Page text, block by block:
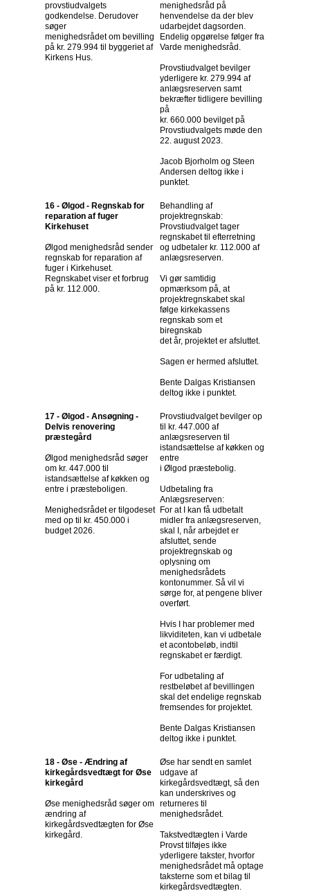
provstiudvalgets
godkendelse. Derudover
søger
menighedsrådet om bevilling
på kr. 279.994 til byggeriet af
Kirkens Hus.
menighedsråd på
henvendelse da der blev
udarbejdet dagsorden.
Endelig opgørelse følger fra
Varde menighedsråd.
Provstiudvalget bevilger
yderligere kr. 279.994 af
anlægsreserven samt
bekræfter tidligere bevilling
på
kr. 660.000 bevilget på
Provstiudvalgets møde den
22. august 2023.
Jacob Bjorholm og Steen
Andersen deltog ikke i
punktet.
16 - Ølgod - Regnskab for
reparation af fuger
Kirkehuset
Ølgod menighedsråd sender
regnskab for reparation af
fuger i Kirkehuset.
Regnskabet viser et forbrug
på kr. 112.000.
Behandling af
projektregnskab:
Provstiudvalget tager
regnskabet til efterretning
og udbetaler kr. 112.000 af
anlægsreserven.
Vi gør samtidig
opmærksom på, at
projektregnskabet skal
følge kirkekassens
regnskab som et
biregnskab
det år, projektet er afsluttet.
Sagen er hermed afsluttet.
Bente Dalgas Kristiansen
deltog ikke i punktet.
17 - Ølgod - Ansøgning -
Delvis renovering
præstegård
Ølgod menighedsråd søger
om kr. 447.000 til
istandsættelse af køkken og
entre i præsteboligen.
Menighedsrådet er tilgodeset
med op til kr. 450.000 i
budget 2026.
Provstiudvalget bevilger op
til kr. 447.000 af
anlægsreserven til
istandsættelse af køkken og
entre
i Ølgod præstebolig.
Udbetaling fra
Anlægsreserven:
For at I kan få udbetalt
midler fra anlægsreserven,
skal I, når arbejdet er
afsluttet, sende
projektregnskab og
oplysning om
menighedsrådets
kontonummer. Så vil vi
sørge for, at pengene bliver
overført.
Hvis I har problemer med
likviditeten, kan vi udbetale
et acontobeløb, indtil
regnskabet er færdigt.
For udbetaling af
restbeløbet af bevillingen
skal det endelige regnskab
fremsendes for projektet.
Bente Dalgas Kristiansen
deltog ikke i punktet.
18 - Øse - Ændring af
kirkegårdsvedtægt for Øse
kirkegård
Øse menighedsråd søger om
ændring af
kirkegårdsvedtægten for Øse
kirkegård.
Øse har sendt en samlet
udgave af
kirkegårdsvedtægt, så den
kan underskrives og
returneres til
menighedsrådet.
Takstvedtægten i Varde
Provst tilføjes ikke
yderligere takster, hvorfor
menighedsrådet må optage
taksterne som et bilag til
kirkegårdsvedtægten.